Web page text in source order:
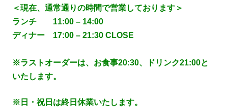
＜現在、通常通りの時間で営業しております＞
ランチ 11:00 – 14:00
ディナー 17:00 – 21:30 CLOSE
※ラストオーダーは、お食事20:30、ドリンク21:00と
いたします。
※日・祝日は終日休業いたします。